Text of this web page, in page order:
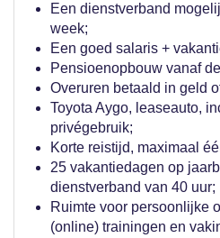
Een dienstverband
week;
Een goed salaris +
Pensioenopbouw vanaf
Overuren betaald in geld
Toyota Aygo, leaseauto,
privégebruik;
Korte reistijd, maximaal
25 vakantiedagen op
dienstverband van 40 uur;
Ruimte voor persoonlijke
(online) trainingen en